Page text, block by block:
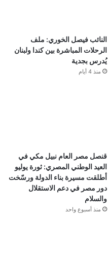
النائب فيصل الخوري: ملف
الرحلات المباشرة بين كندا ولبنان
يُدرس بجدية
منذ 4 أيام
قنصل مصر العام نبيل مكي في
العيد الوطني المصري: ثورة يوليو
أطلقت مسيرة بناء الدولة ورسّخت
دور مصر في دعم الاستقلال
والسلام
منذ أسبوع واحد